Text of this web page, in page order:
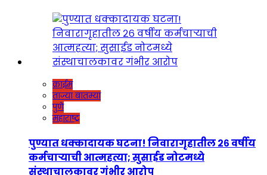
क्राईम
ताज्या बातम्या
पुणे
महाराष्ट्र
पुण्यात धक्कादायक घटना! निवारागृहातील २६ वर्षीय
कर्मचाऱ्याची आत्महत्या; सुसाईड नोटमध्ये
संस्थाचालकावर गंभीर आरोप